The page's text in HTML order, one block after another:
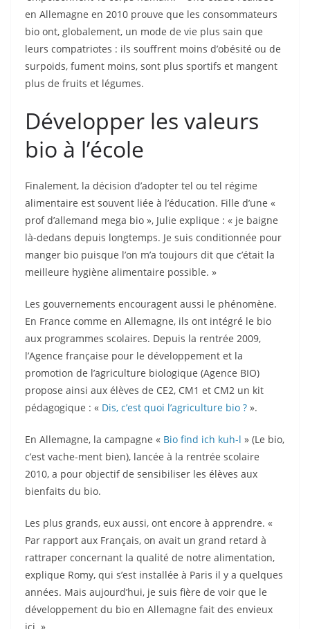
en Allemagne en 2010 prouve que les consommateurs
bio ont, globalement, un mode de vie plus sain que
leurs compatriotes : ils souffrent moins d’obésité ou de
surpoids, fument moins, sont plus sportifs et mangent
plus de fruits et légumes.
Développer les valeurs
bio à l’école
Finalement, la décision d’adopter tel ou tel régime
alimentaire est souvent liée à l’éducation. Fille d’une «
prof d’allemand mega bio », Julie explique : « je baigne
là-dedans depuis longtemps. Je suis conditionnée pour
manger bio puisque l’on m’a toujours dit que c’était la
meilleure hygiène alimentaire possible. »
Les gouvernements encouragent aussi le phénomène.
En France comme en Allemagne, ils ont intégré le bio
aux programmes scolaires. Depuis la rentrée 2009,
l’Agence française pour le développement et la
promotion de l’agriculture biologique (Agence BIO)
propose ainsi aux élèves de CE2, CM1 et CM2 un kit
pédagogique : « Dis, c’est quoi l’agriculture bio ? ».
En Allemagne, la campagne « Bio find ich kuh-l » (Le bio,
c’est vache-ment bien), lancée à la rentrée scolaire
2010, a pour objectif de sensibiliser les élèves aux
bienfaits du bio.
Les plus grands, eux aussi, ont encore à apprendre. «
Par rapport aux Français, on avait un grand retard à
rattraper concernant la qualité de notre alimentation,
explique Romy, qui s’est installée à Paris il y a quelques
années. Mais aujourd’hui, je suis fière de voir que le
développement du bio en Allemagne fait des envieux